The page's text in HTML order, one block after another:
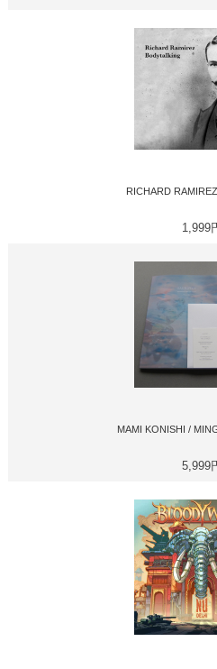
RICHARD
1,999
MAMI KONISHI /
5,999